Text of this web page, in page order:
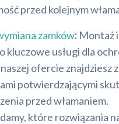
przed kolejnym
zamków: Montaż i
kluczowe usługi dla
ofercie znajdziesz
potwierdzającymi
przed włamaniem.
które rozwiązania